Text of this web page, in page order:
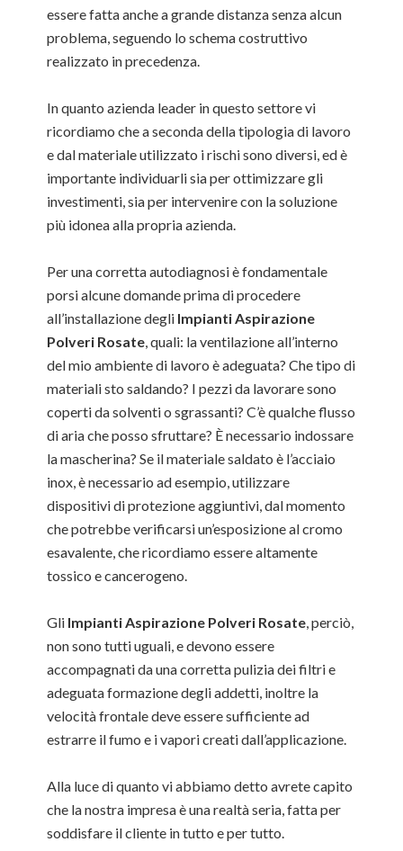
essere fatta anche a grande distanza senza alcun
problema, seguendo lo schema costruttivo
realizzato in precedenza.
In quanto azienda leader in questo settore vi
ricordiamo che a seconda della tipologia di lavoro
e dal materiale utilizzato i rischi sono diversi, ed è
importante individuarli sia per ottimizzare gli
investimenti, sia per intervenire con la soluzione
più idonea alla propria azienda.
Per una corretta autodiagnosi è fondamentale
porsi alcune domande prima di procedere
all’installazione degli Impianti Aspirazione
Polveri Rosate, quali: la ventilazione all’interno
del mio ambiente di lavoro è adeguata? Che tipo di
materiali sto saldando? I pezzi da lavorare sono
coperti da solventi o sgrassanti? C’è qualche flusso
di aria che posso sfruttare? È necessario indossare
la mascherina? Se il materiale saldato è l’acciaio
inox, è necessario ad esempio, utilizzare
dispositivi di protezione aggiuntivi, dal momento
che potrebbe verificarsi un’esposizione al cromo
esavalente, che ricordiamo essere altamente
tossico e cancerogeno.
Gli Impianti Aspirazione Polveri Rosate, perciò,
non sono tutti uguali, e devono essere
accompagnati da una corretta pulizia dei filtri e
adeguata formazione degli addetti, inoltre la
velocità frontale deve essere sufficiente ad
estrarre il fumo e i vapori creati dall’applicazione.
Alla luce di quanto vi abbiamo detto avrete capito
che la nostra impresa è una realtà seria, fatta per
soddisfare il cliente in tutto e per tutto.